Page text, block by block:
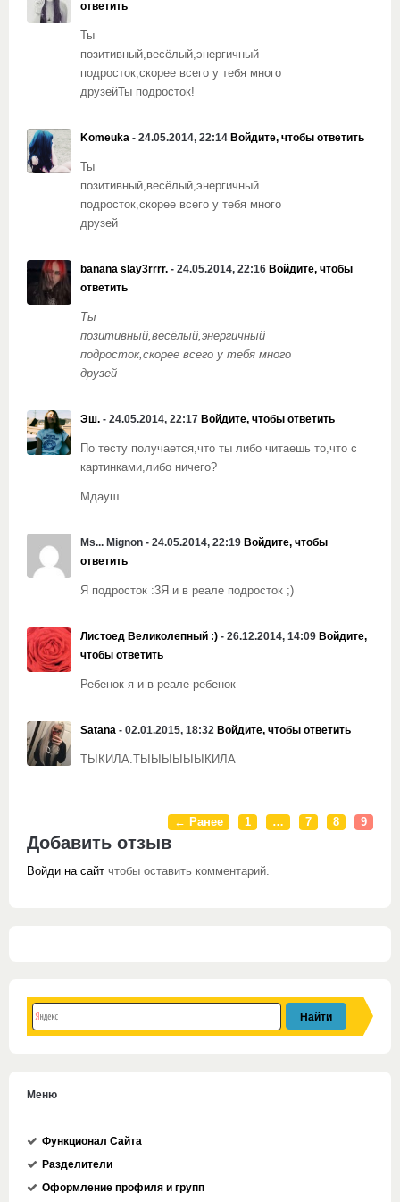
ответить
Ты
позитивный,весёлый,энергичный
подросток,скорее всего у тебя много
друзейТы подросток!
Komеuka - 24.05.2014, 22:14 Войдите, чтобы ответить
Ты
позитивный,весёлый,энергичный
подросток,скорее всего у тебя много
друзей
banana slay3rrrr. - 24.05.2014, 22:16 Войдите, чтобы
ответить
Ты
позитивный,весёлый,энергичный
подросток,скорее всего у тебя много
друзей
Эш. - 24.05.2014, 22:17 Войдите, чтобы ответить
По тесту получается,что ты либо читаешь то,что с
картинками,либо ничего?
Мдауш.
Ms... Mignon - 24.05.2014, 22:19 Войдите, чтобы
ответить
Я подросток :3Я и в реале подросток ;)
Листоед Великолепный :) - 26.12.2014, 14:09 Войдите,
чтобы ответить
Ребенок я и в реале ребенок
Satana - 02.01.2015, 18:32 Войдите, чтобы ответить
ТЫКИЛА.ТЫЫЫЫЫЫКИЛА
← Ранее 1 … 7 8 9
Добавить отзыв
Войди на сайт чтобы оставить комментарий.
Меню
Функционал Сайта
Разделители
Оформление профиля и групп